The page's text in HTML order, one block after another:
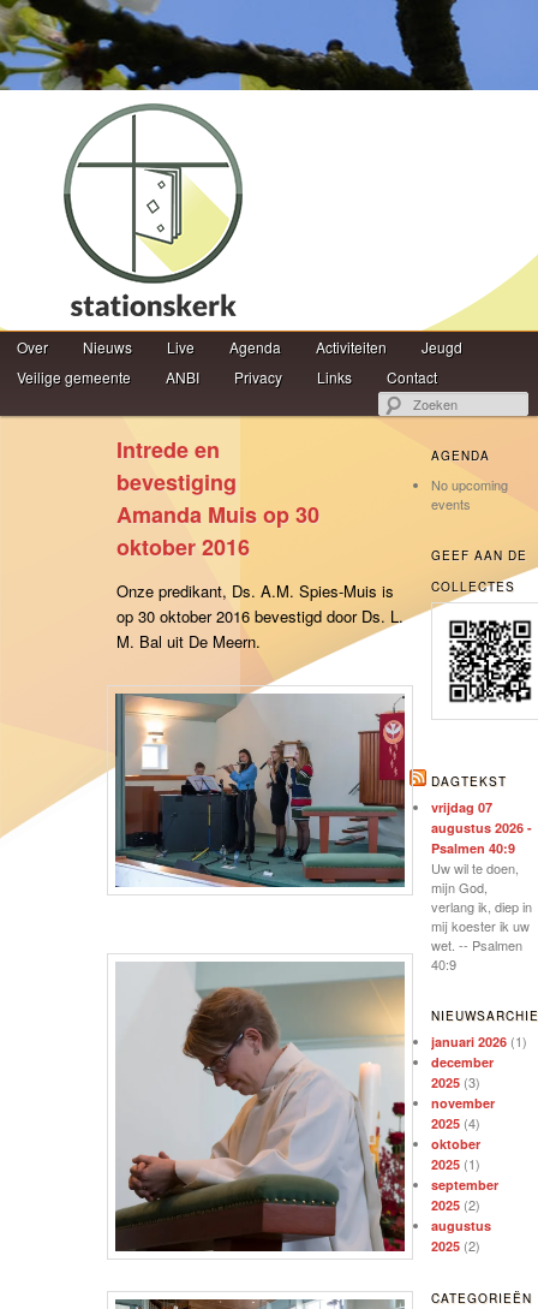
Hoofdmenu
Spring naar de primaire inhoud
Spring naar de secundaire inhoud
Over Nieuws Live Agenda Activiteiten
Jeugd
Veilige gemeente
ANBI Privacy Links Contact
Intrede en
bevestiging
Amanda Muis op 30
oktober 2016
Onze predikant, Ds. A.M. Spies-Muis is
op 30 oktober 2016 bevestigd door Ds. L.
M. Bal uit De Meern.
AGENDA
No upcoming
events
GEEF AAN DE
COLLECTES
DAGTEKST
vrijdag 07
augustus 2026 -
Psalmen 40:9
Uw wil te doen,
mijn God,
verlang ik, diep in
mij koester ik uw
wet. -- Psalmen
40:9
januari 2026 (1)
december
2025 (3)
november
2025 (4)
oktober
2025 (1)
september
2025 (2)
augustus
2025 (2)
CATEGORIEËN